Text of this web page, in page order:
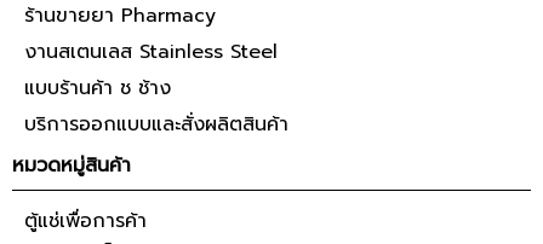
ร้านขายยา Pharmacy
งานสเตนเลส Stainless Steel
แบบร้านค้า ช ช้าง
บริการออกแบบและสั่งผลิตสินค้า
หมวดหมู่สินค้า
ตู้แช่เพื่อการค้า